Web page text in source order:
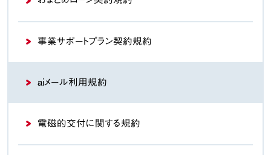
事業サポートプラン契約規約
aiメール利用規約
電磁的交付に関する規約